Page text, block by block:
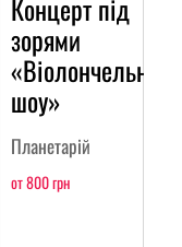
Концерт під
зорями
«Віолончельне
шоу»
Планетарій
от 800 грн